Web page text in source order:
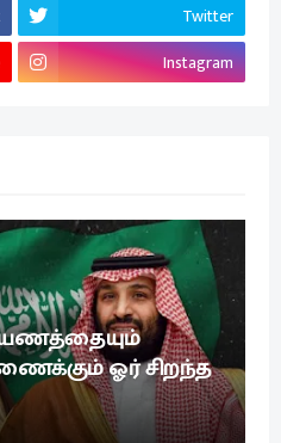
Twitter
Instagram
ஓர் சிறந்த